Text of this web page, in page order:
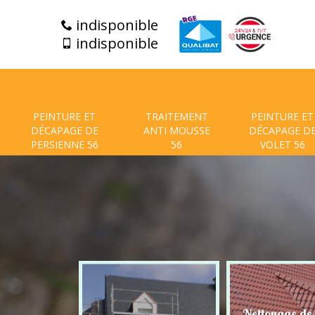
indisponible
indisponible
PEINTURE ET
DÉCAPAGE DE
PERSIENNE 56
TRAITEMENT
ANTI MOUSSE
56
PEINTURE ET
DÉCAPAGE
VOLET 56